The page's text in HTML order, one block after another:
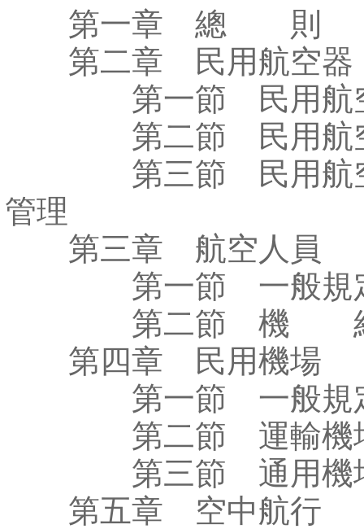
第一章 總 則
第二章 民用航空器
第一節 民用航空
第二節 民用航空
第三節 民用航空
管理
第三章 航空人員
第一節 一般規
第二節 機
第四章 民用機場
第一節 一般規
第二節 運輸機
第三節 通用機
第五章 空中航行